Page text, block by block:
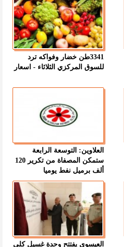
3341طن خضار وفواكه ترد
للسوق المركزي الثلاثاء - اسعار
العلاوين: التوسعة الرابعة
ستمكن المصفاة من تكرير 120
ألف برميل نفط يوميا
العيسوي يفتتح وحدة غسيل كلى